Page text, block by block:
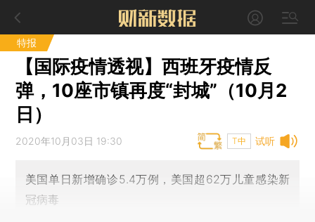
特报
【国际疫情透视】西班牙疫情反
弹，10座市镇再度“封城”（10月2
日）
试听
2020年10月03日 19:30 T中
美国单日新增确诊5.4万例，美国超62万儿童感染新
冠病毒